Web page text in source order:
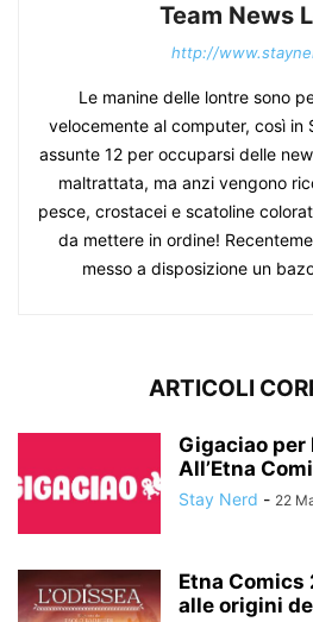
Team News
http://
Le manine delle lontre sono
velocemente al computer, così in
assunte 12 per occuparsi delle
maltrattata, ma anzi vengono
pesce, crostacei e scatoline
da mettere in ordine!
messo a disposizione un
ARTICOLI
Gigaciao per
All’Etna
Stay Nerd - 22
Etna
alle origini